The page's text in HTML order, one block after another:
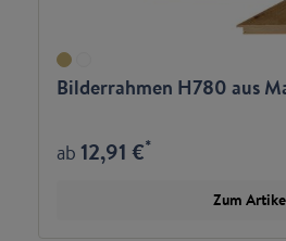
Bilderrahmen H780 aus
ab12,91 €*
Zum